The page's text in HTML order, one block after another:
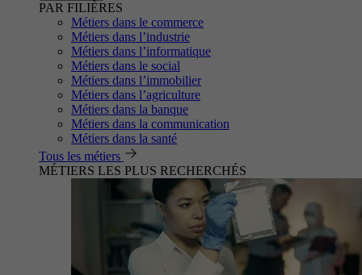
PAR FILIÈRES
Métiers dans le commerce
Métiers dans l’industrie
Métiers dans l’informatique
Métiers dans le social
Métiers dans l’immobilier
Métiers dans l’agriculture
Métiers dans la banque
Métiers dans la communication
Métiers dans la santé
Tous les métiers
MÉTIERS LES PLUS RECHERCHÉS